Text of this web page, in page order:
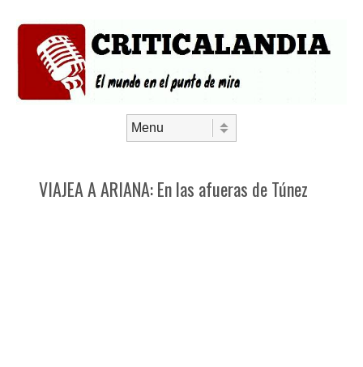
VIAJEA A ARIANA: En las afueras de Túnez